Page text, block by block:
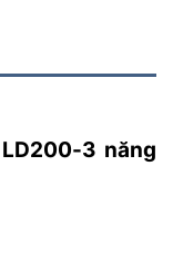
3 năng